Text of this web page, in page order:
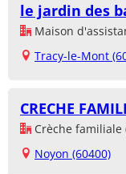
le jardin des
Maison
Tracy-le-Mont
CRECHE
Crèche familiale
Noyon (60400)